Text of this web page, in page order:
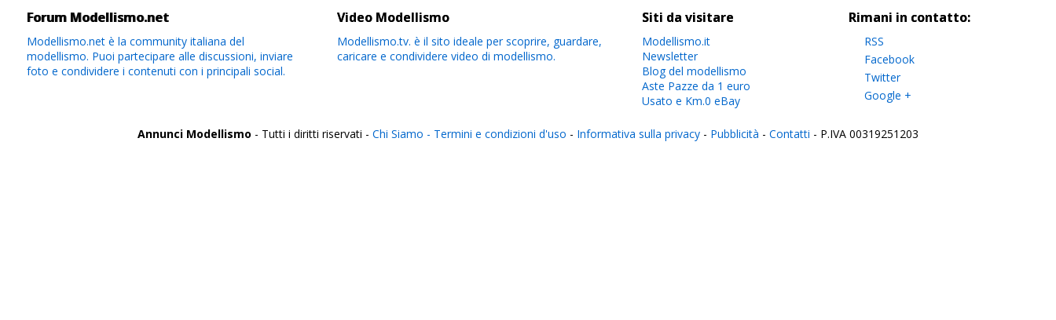
Rimani in contatto:
RSS
Facebook
Twitter
Google +
Forum Modellismo.net
Modellismo.net è la community italiana del
modellismo. Puoi partecipare alle discussioni, inviare
foto e condividere i contenuti con i principali social.
Video Modellismo
Modellismo.tv. è il sito ideale per scoprire, guardare,
caricare e condividere video di modellismo.
Siti da visitare
Modellismo.it
Newsletter
Blog del modellismo
Aste Pazze da 1 euro
Usato e Km.0 eBay
Annunci Modellismo - Tutti i diritti riservati - Chi Siamo - Termini e condizioni d'uso - Informativa sulla privacy - Pubblicità - Contatti - P.IVA 00319251203